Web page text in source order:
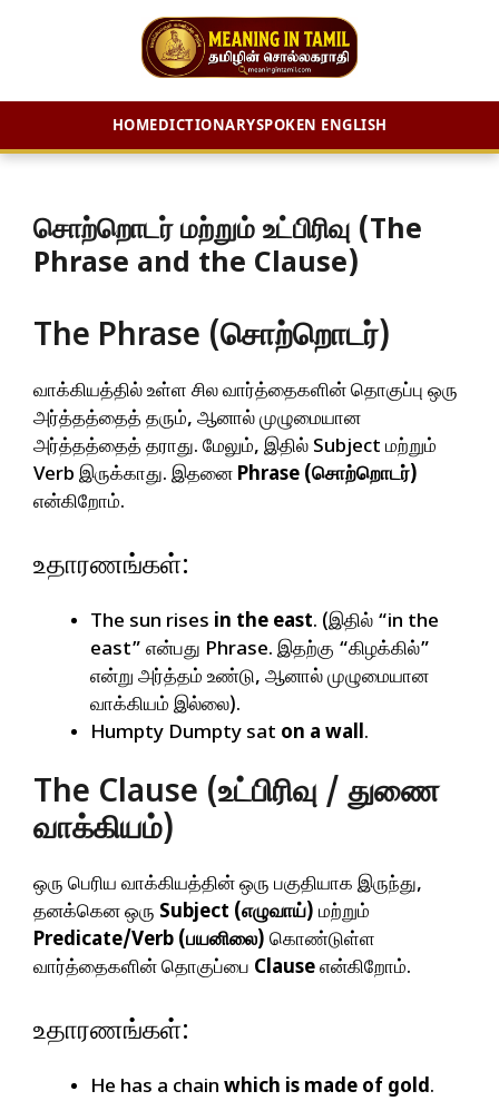
HOMEDICTIONARYSPOKEN ENGLISH
Skip
contentசொற்றொடர் மற்றும் உட்பிரிவு (The
Phrase and the Clause)
The Phrase (சொற்றொடர்)
வாக்கியத்தில் உள்ள சில வார்த்தைகளின் தொகுப்பு ஒரு
அர்த்தத்தைத் தரும், ஆனால் முழுமையான
அர்த்தத்தைத் தராது. மேலும், இதில் Subject மற்றும்
Verb இருக்காது. இதனை Phrase (சொற்றொடர்)
என்கிறோம்.
உதாரணங்கள்:
The sun rises in the east. (இதில் “in the
east” என்பது Phrase. இதற்கு “கிழக்கில்”
என்று அர்த்தம் உண்டு, ஆனால் முழுமையான
வாக்கியம் இல்லை).
Humpty Dumpty sat on a wall.
The Clause (உட்பிரிவு / துணை
வாக்கியம்)
ஒரு பெரிய வாக்கியத்தின் ஒரு பகுதியாக இருந்து,
தனக்கென ஒரு Subject (எழுவாய்) மற்றும்
Predicate/Verb (பயனிலை) கொண்டுள்ள
வார்த்தைகளின் தொகுப்பை Clauseஎன்கிறோம்.
உதாரணங்கள்:
He has a chain which is made of gold.